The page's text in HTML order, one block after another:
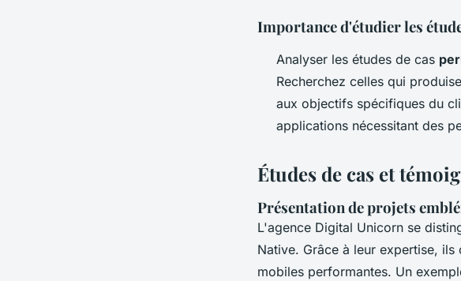
Importance d'étudier les
Analyser les études de cas
Recherchez celles qui
aux objectifs spécifiques du
applications nécessitant des
Études de cas et
Présentation de projets
L'agence Digital Unicorn se
Native. Grâce à leur expertise,
mobiles performantes. Un